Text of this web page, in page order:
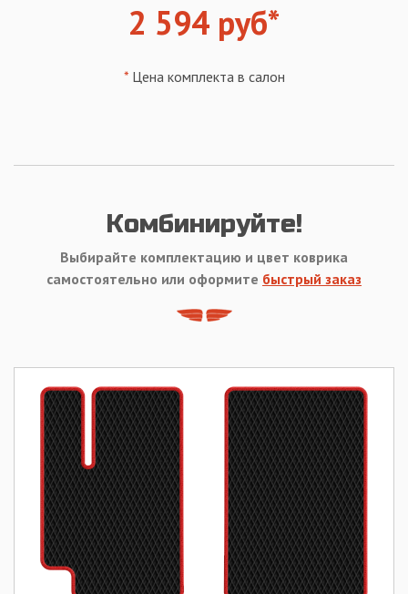
2 594 руб*
*Цена комплекта в салон
Комбинируйте!
Выбирайте комплектацию и цвет коврика
самостоятельно или оформите быстрый заказ